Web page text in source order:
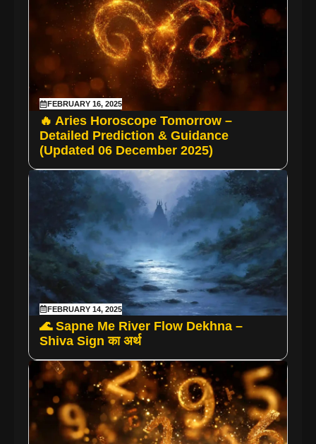
FEBRUARY 16, 2025
🔥 Aries Horoscope Tomorrow –
Detailed Prediction & Guidance
(Updated 06 December 2025)
FEBRUARY 14, 2025
🌊 Sapne Me River Flow Dekhna –
Shiva Sign का अर्थ